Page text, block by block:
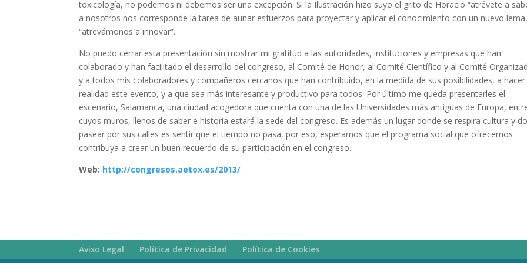
toxicología, no podemos ni debemos ser una excepción. Si la Ilustración hizo suyo el grito de Horacio “atrévete a
a nosotros nos corresponde la tarea de aunar esfuerzos para proyectar y aplicar el conocimiento con un nuevo lema,
“atrevámonos a innovar”.
No puedo cerrar esta presentación sin mostrar mi gratitud a las autoridades, instituciones y empresas que han
colaborado y han facilitado el desarrollo del congreso, al Comité de Honor, al Comité Científico y al Comité
y a todos mis colaboradores y compañeros cercanos que han contribuido, en la medida de sus posibilidades, a hacer
realidad este evento, y a que sea más interesante y productivo para todos. Por último me queda presentarles el
escenario, Salamanca, una ciudad acogedora que cuenta con una de las Universidades más antiguas de Europa,
cuyos muros, llenos de saber e historia estará la sede del congreso. Es además un lugar donde se respira cultura y
pasear por sus calles es sentir que el tiempo no pasa, por eso, esperamos que el programa social que ofrecemos
contribuya a crear un buen recuerdo de su participación en el congreso.
Web: http://congresos.aetox.es/2013/
Aviso Legal Política de Privacidad Política de Cookies